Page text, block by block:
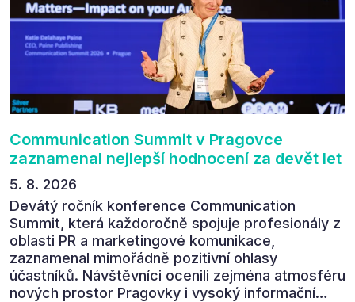
Communication Summit v Pragovce
zaznamenal nejlepší hodnocení za devět let
5. 8. 2026
Devátý ročník konference Communication
Summit, která každoročně spojuje profesionály z
oblasti PR a marketingové komunikace,
zaznamenal mimořádně pozitivní ohlasy
účastníků. Návštěvníci ocenili zejména atmosféru
nových prostor Pragovky i vysoký informační